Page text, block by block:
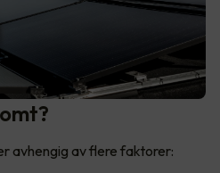
avhengig av flere faktorer: